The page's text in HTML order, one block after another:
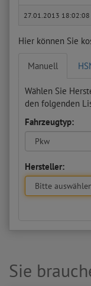
27.01.2013 18:02:08
Hier können Sie
Manuell
Wählen Sie
den folgenden
Fahrzeugtyp:
Hersteller:
Sie